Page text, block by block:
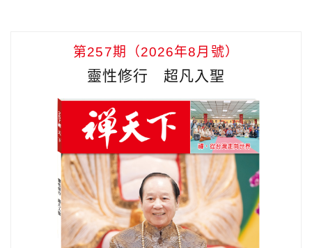
第257期（2026年8月號）
靈性修行 超凡入聖